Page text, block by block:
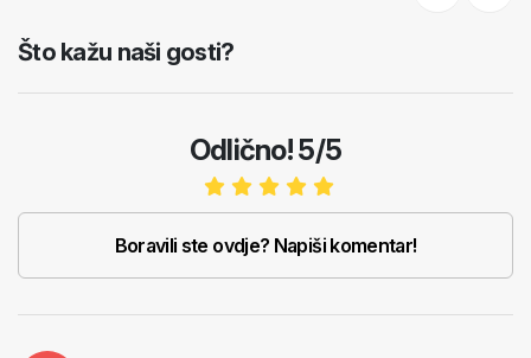
Što kažu naši gosti?
Odlično! 5/5
Boravili ste ovdje? Napiši komentar!